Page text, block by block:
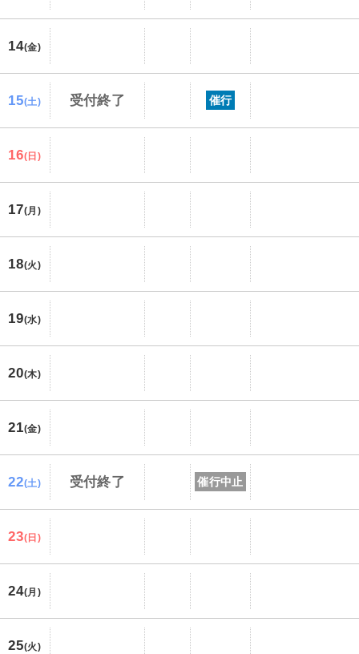
14(金)
15(土) 受付終了 催行
16(日)
17(月)
18(火)
19(水)
20(木)
21(金)
22(土) 受付終了 催行中止
23(日)
24(月)
25(火)